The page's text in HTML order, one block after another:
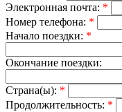
Электронная почта: *
Номер телефона: *
Начало поездки: *
Окончание поездки:
Страна(ы): *
Продолжительность: *